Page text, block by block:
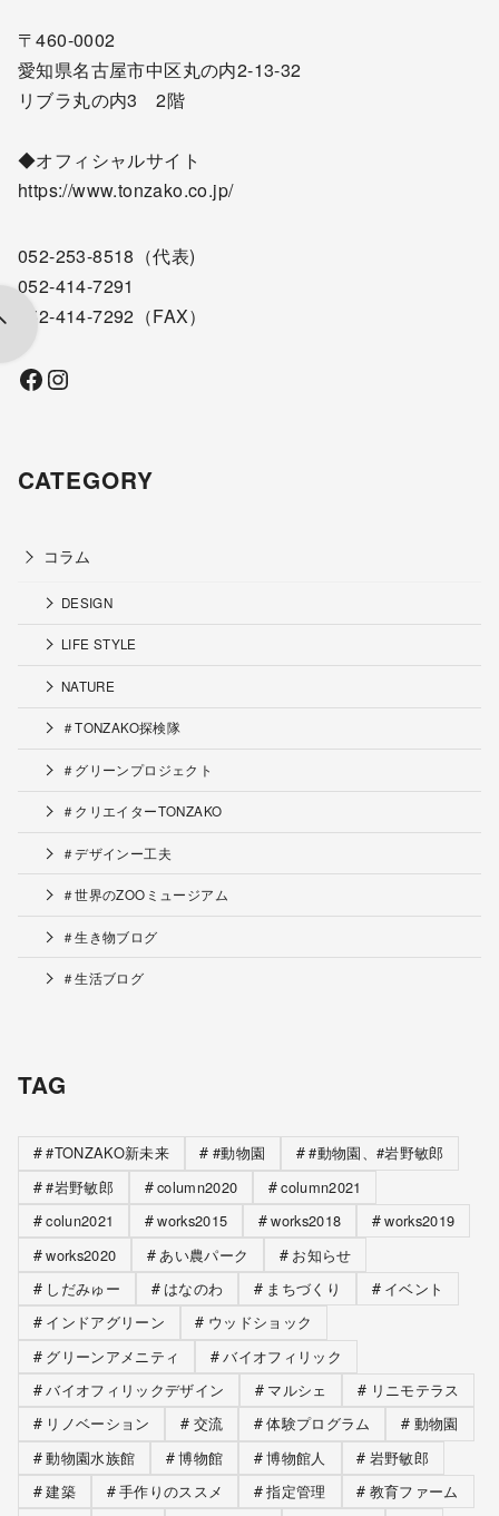
〒460-0002
愛知県名古屋市中区丸の内2-13-32
リブラ丸の内3 2階
◆オフィシャルサイト
https://www.tonzako.co.jp/
052-253-8518 （代表)
052-414-7291
052-414-7292 （FAX）
Facebook Instagram
CATEGORY
コラム
DESIGN
LIFE STYLE
NATURE
＃TONZAKO探検隊
＃グリーンプロジェクト
＃クリエイターTONZAKO
＃デザインー工夫
＃世界のZOOミュージアム
＃生き物ブログ
＃生活ブログ
TAG
#TONZAKO新未来 #動物園
#動物園、#岩野敏郎
#岩野敏郎
column2020
column2021
colun2021
works2015 works2018
works2019
works2020
あい農パーク
お知らせ
しだみゅー
はなのわ まちづくり
イベント
インドアグリーン
ウッドショック
グリーンアメニティ
バイオフィリック
バイオフィリックデザイン
マルシェ
リニモテラス
リノベーション
交流 体験プログラム
動物園
動物園水族館
博物館 博物館人
岩野敏郎
建築
手作りのススメ 指定管理
教育ファーム